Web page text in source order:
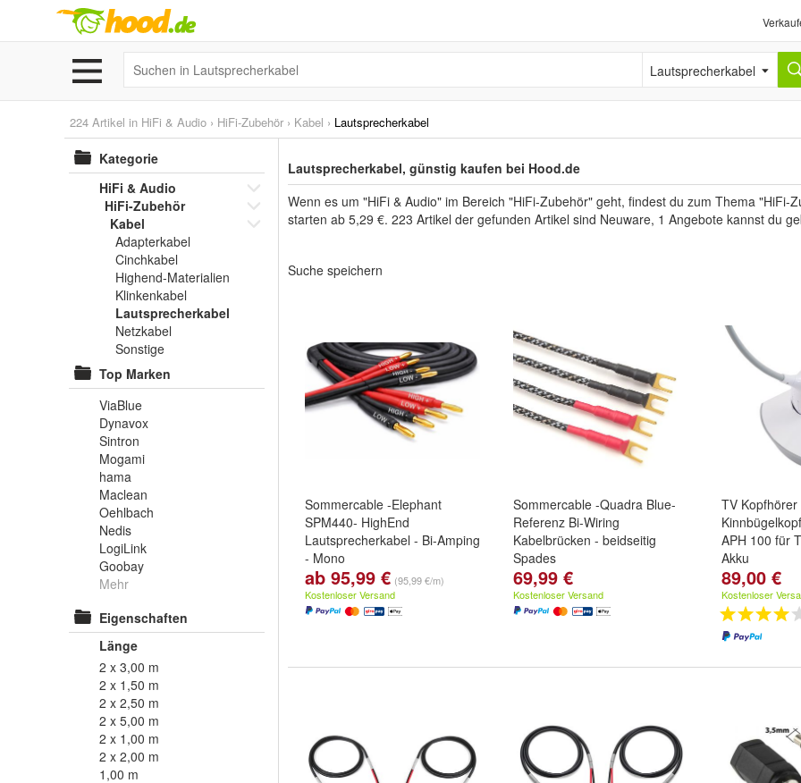
Lautsprecherkabel
224 Artikel in HiFi & Audio › HiFi-Zubehör › Kabel › Lautsprecherkabel
Kategorie
HiFi & Audio
HiFi-Zubehör
Kabel
Adapterkabel
Cinchkabel
Highend-Materialien
Klinkenkabel
Lautsprecherkabel
Netzkabel
Sonstige
Top Marken
ViaBlue
Dynavox
Sintron
Mogami
hama
Maclean
Oehlbach
Nedis
LogiLink
Goobay
Mehr
Eigenschaften
Länge
2 x 3,00 m
2 x 1,50 m
2 x 2,50 m
2 x 5,00 m
2 x 1,00 m
2 x 2,00 m
1,00 m
Lautsprecherkabel, günstig kaufen bei Hood.de
Wenn es um "HiFi & Audio" im Bereich "HiFi-Zubehör" geht, findest du zum Thema
starten ab 5,29 €. 223 Artikel der gefunden Artikel sind Neuware, 1 Angebote kannst du
Suche speichern
Sommercable -Elephant
SPM440- HighEnd
Lautsprecherkabel - Bi-Amping
- Mono
Länge:1,00 m, 1,50 m,2,00 m
undweitere ...
ab 95,99 € (95,99 €/m)
Kostenloser Versand
Sommercable -Quadra Blue-
Referenz Bi-Wiring
Kabelbrücken - beidseitig
Spades
69,99 €
Kostenloser Versand
TV Kopfhörer
APH 100 für
Akku
89,00 €
Kostenloser